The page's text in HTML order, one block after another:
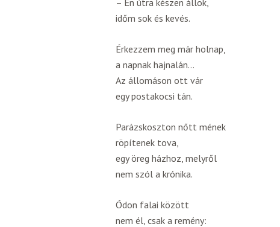
– Én útra készen állok,
időm sok és kevés.
Érkezzem meg már holnap,
a napnak hajnalán…
Az állomáson ott vár
egy postakocsi tán.
Parázskoszton nőtt mének
röpítenek tova,
egy öreg házhoz, melyről
nem szól a krónika.
Ódon falai között
nem él, csak a remény: